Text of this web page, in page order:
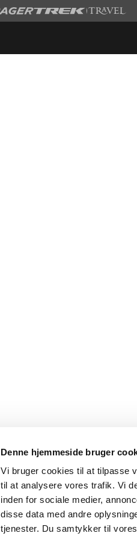
Denne hjemmeside bruger
Vi bruger cookies til at tilpasse
til at analysere vores trafik. Vi
inden for sociale medier,
disse data med andre
tjenester. Du samtykker til